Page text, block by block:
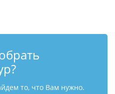
то, что Вам нужно.